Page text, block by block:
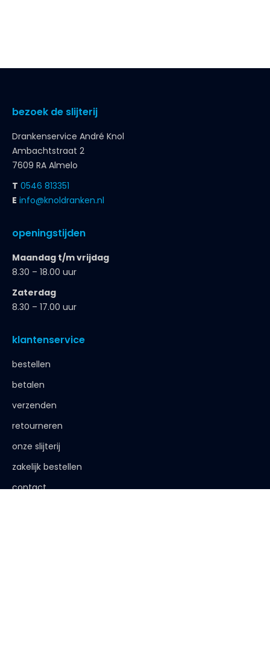
bezoek de slijterij
Drankenservice André Knol
Ambachtstraat 2
7609 RA Almelo
T 0546 813351
E info@knoldranken.nl
openingstijden
Maandag t/m vrijdag
8.30 – 18.00 uur
Zaterdag
8.30 – 17.00 uur
klantenservice
bestellen
betalen
verzenden
retourneren
onze slijterij
zakelijk bestellen
contact